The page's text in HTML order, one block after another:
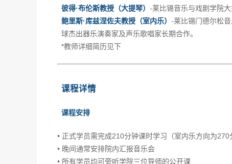
彼得·布伦斯教授（大提琴） -莱比锡音乐与戏剧学院
鲍里斯·库兹涅佐夫教授（室内乐） -莱比锡门德尔松
球杰出器乐演奏家及声乐歌唱家长期合作。
*教师详细简历见下
课程详情
课程安排
• 正式学员需完成210分钟课时学习（室内乐方向为270
• 晚间通常安排院内汇报音乐会
• 所有学员均可旁听学院三位导师的公开课